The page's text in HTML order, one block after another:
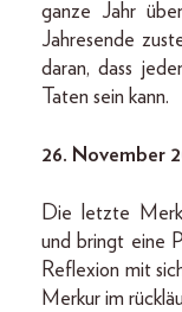
ganze Jahr
Jahresende
daran, dass
Taten sein kann.
26. November
Die letzte
und bringt eine
Reflexion mit
Merkur im